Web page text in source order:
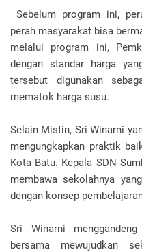
Sebelum program ini,
perah masyarakat bisa
melalui program ini,
dengan standar harga
tersebut digunakan
mematok harga susu.
Selain Mistin, Sri Winarni
mengungkapkan praktik
Kota Batu. Kepala SDN
membawa sekolahnya
dengan konsep
Sri Winarni
bersama mewujudkan